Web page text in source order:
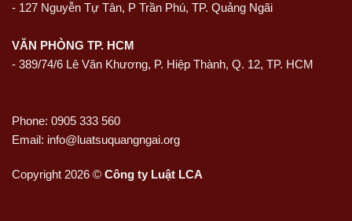
- 127 Nguyễn Tự Tân, P Trần Phú, TP. Quảng Ngãi
VĂN PHÒNG TP. HCM
- 389/74/6 Lê Văn Khương, P. Hiệp Thành, Q. 12, TP. HCM
Phone: 0905 333 560
Email: info@luatsuquangngai.org
Copyright 2026 © Công ty Luật LCA